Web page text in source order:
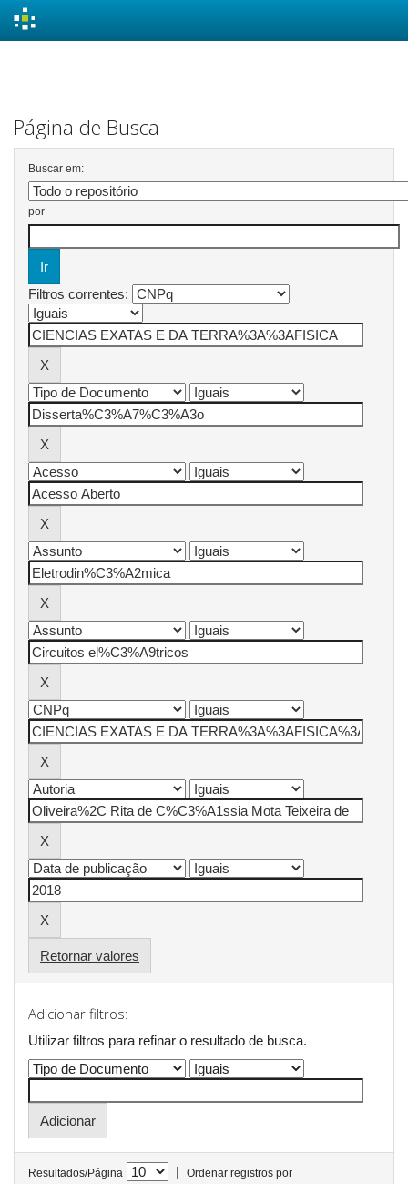
Página de Busca
Buscar em:
por
Filtros correntes:
Retornar valores
Adicionar filtros:
Utilizar filtros para refinar o resultado de busca.
Resultados/Página |
Ordenar registros por